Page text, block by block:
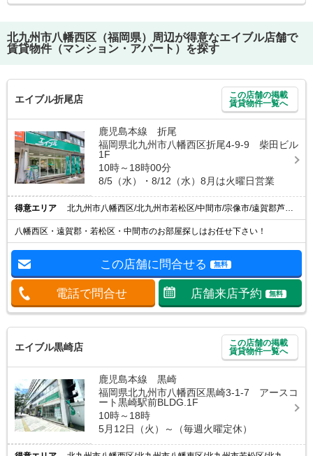
北九州市八幡西区（福岡県）
周辺が得意なエイブル店舗で
賃貸物件（マンション・アパート）を探す
エイブル折尾店
この店舗の掲載
賃貸物件一覧へ
鹿児島本線 折尾
福岡県北九州市八幡西区折尾4-9-9 柴田ビル
1F
10時～18時00分
8/5（水）・8/12（水）8月は火曜日営業
得意エリア 北九州市八幡西区/北九州市若松区/中間市/宗像市/遠賀郡芦屋町
八幡西区・遠賀郡・若松区・中間市のお部屋探しはお任せ下さい！
この店舗に問合せる 無料
電話で問合せ 店舗来店予約 無料
エイブル黒崎店
この店舗の掲載
賃貸物件一覧へ
鹿児島本線 黒崎
福岡県北九州市八幡西区黒崎3-1-7 アースコ
ート黒崎駅前BLDG.1F
10時～18時
5月12日（火）～（毎週火曜定休）